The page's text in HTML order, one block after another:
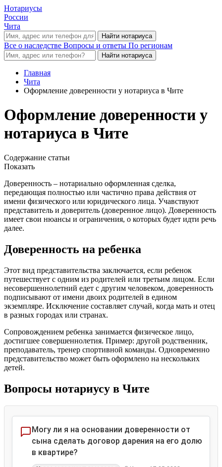
Нотариусы
России
Чита
Все о наследстве Вопросы и ответы По регионам
Главная
Чита
Оформление доверенности у нотариуса в Чите
Оформление доверенности у
нотариуса в Чите
Содержание статьи
Показать
Доверенность – нотариально оформленная сделка,
передающая полностью или частично права действия от
имени физического или юридического лица. Учавствуют
представитель и доверитель (доверенное лицо). Доверенность
имеет свои нюансы и ограничения, о которых будет идти речь
далее.
Доверенность на ребенка
Этот вид представительства заключается, если ребенок
путешествует с одним из родителей или третьим лицом. Если
несовершеннолетний едет с другим человеком, доверенность
подписывают от имени двоих родителей в едином
экземпляре. Исключение составляет случай, когда мать и отец
в разных городах или странах.
Сопровождением ребенка занимается физическое лицо,
достигшее совершеннолетия. Пример: другой родственник,
преподаватель, тренер спортивной команды. Одновременно
представительство может быть оформлено на нескольких
детей.
Вопросы нотариусу в Чите
Могу ли я на основании доверенности от
сына сделать договор дарения на его долю
в квартире?